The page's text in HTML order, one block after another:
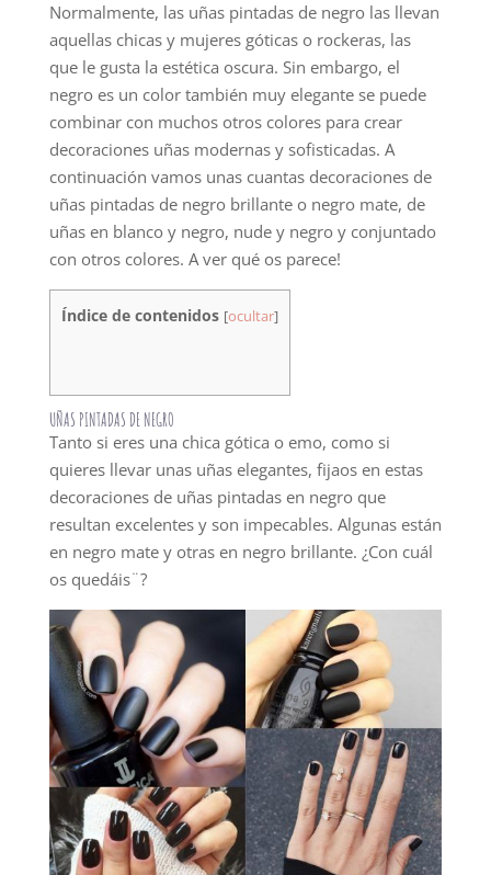
Normalmente, las uñas pintadas de negro las llevan
aquellas chicas y mujeres góticas o rockeras, las
que le gusta la estética oscura. Sin embargo, el
negro es un color también muy elegante se puede
combinar con muchos otros colores para crear
decoraciones uñas modernas y sofisticadas. A
continuación vamos unas cuantas decoraciones de
uñas pintadas de negro brillante o negro mate, de
uñas en blanco y negro, nude y negro y conjuntado
con otros colores. A ver qué os parece!
Índice de contenidos [ocultar]
UÑAS PINTADAS DE NEGRO
Tanto si eres una chica gótica o emo, como si
quieres llevar unas uñas elegantes, fijaos en estas
decoraciones de uñas pintadas en negro que
resultan excelentes y son impecables. Algunas están
en negro mate y otras en negro brillante. ¿Con cuál
os quedáis¨?